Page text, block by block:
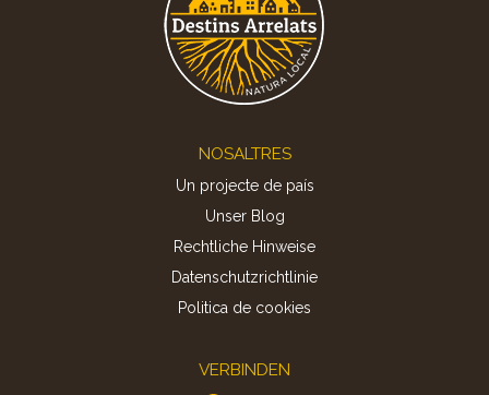
NOSALTRES
Un projecte de país
Unser Blog
Rechtliche Hinweise
Datenschutzrichtlinie
Politica de cookies
VERBINDEN